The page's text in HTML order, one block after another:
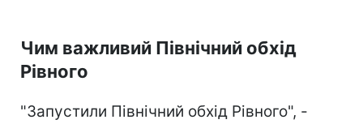
Чим важливий Північний обхід
Рівного
"Запустили Північний обхід Рівного", -